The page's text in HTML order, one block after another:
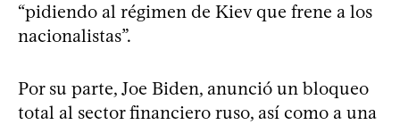
“pidiendo al régimen de Kiev que frene a los
nacionalistas”.
Por su parte, Joe Biden, anunció un bloqueo
total al sector financiero ruso, así como a una